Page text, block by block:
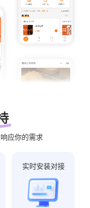
应你的需求
实时安装对接